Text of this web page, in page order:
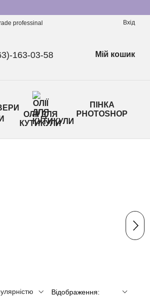
professinal Вхід
163-03-58 Мій кошик
ОЛІЇ ДЛЯ
КУТИКУЛИ
ПІНКА
PHOTOSHOP
Відображення: